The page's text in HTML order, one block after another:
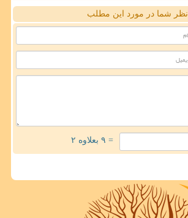
نظر شما در مورد این مطلب
= ۹ بعلاوه ۲